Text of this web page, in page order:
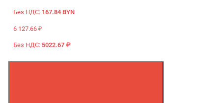
Без НДС: 167.84 BYN
6 127.66 ₽
Без НДС: 5022.67 ₽